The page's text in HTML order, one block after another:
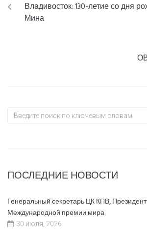
Владивосток: 130-летие со дня
Мина
ПОСЛЕДНИЕ НОВОСТИ
Генеральный секретарь ЦК КПВ,
Международной премии мира
30 июля, 2026